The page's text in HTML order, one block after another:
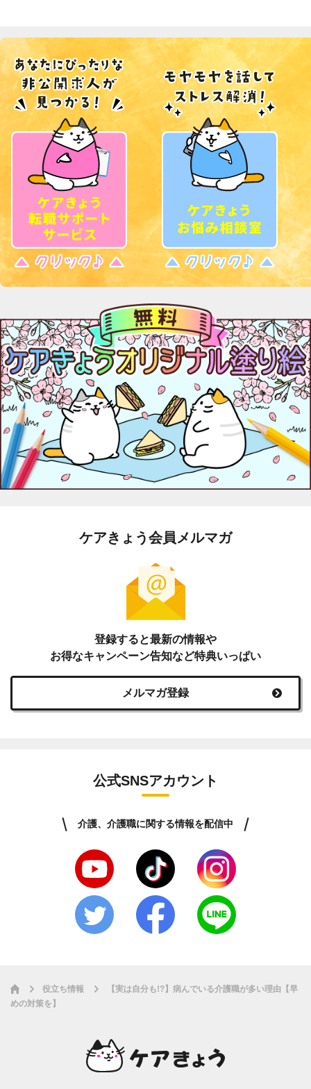
ケアきょう会員メルマガ
登録すると最新の情報や
お得なキャンペーン告知など特典いっぱい
メルマガ登録
公式SNSアカウント
介護、介護職に関する情報を配信中
役立ち情報
【実は自分も!?】病んでいる介護職が多い理由【早
めの対策を】